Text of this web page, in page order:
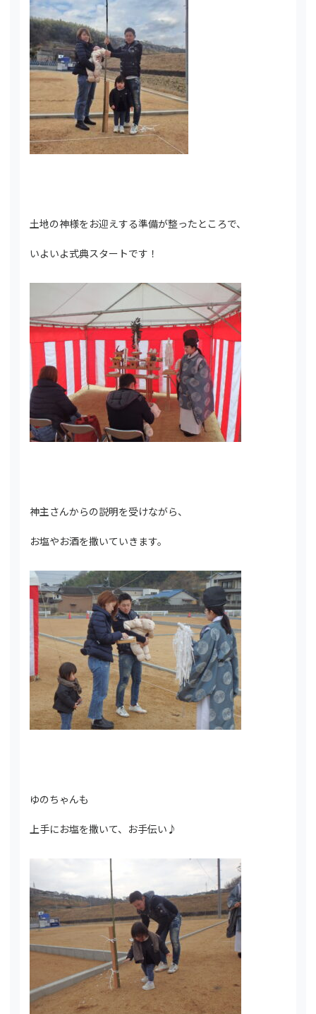
土地の神様をお迎えする準備が整ったところで、
いよいよ式典スタートです！
神主さんからの説明を受けながら、
お塩やお酒を撒いていきます。
ゆのちゃんも
上手にお塩を撒いて、お手伝い♪